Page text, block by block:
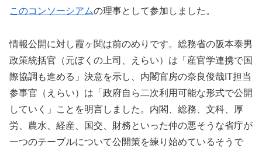
このコンソーシアムの理事として参加しました。
情報公開に対し霞ヶ関は前のめりです。総務省の阪本泰男
政策統括官（元ぼくの上司、えらい）は「産官学連携で国
際協調も進める」決意を示し、内閣官房の奈良俊哉IT担当
参事官（えらい）は「政府自ら二次利用可能な形式で公開
していく」ことを明言しました。内閣、総務、文科、厚
労、農水、経産、国交、財務といった仲の悪そうな省庁が
一つのテーブルについて公開策を練り始めているそうで